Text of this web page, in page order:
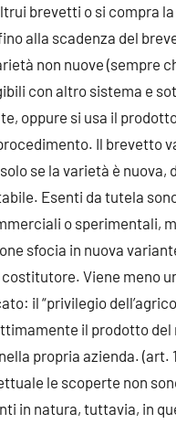
brevetti o si compra
alla scadenza del
non nuove (sempre
con altro sistema e
oppure si usa il
Il brevetto
se la varietà è nuova,
Esenti da tutela
o sperimentali,
sfocia in nuova
Viene meno
il “privilegio
il prodotto del
propria azienda. (art.
le scoperte non
in natura, tuttavia, in